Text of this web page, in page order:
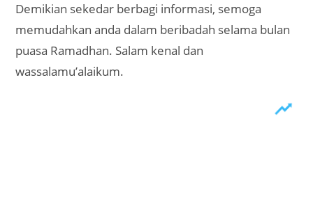
Demikian sekedar berbagi informasi, semoga
memudahkan anda dalam beribadah selama bulan
puasa Ramadhan. Salam kenal dan
wassalamu’alaikum.